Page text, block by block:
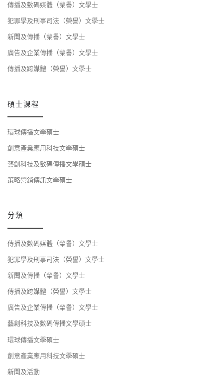
傳播及數碼媒體（榮譽）文學士
犯罪學及刑事司法（榮譽）文學士
新聞及傳播（榮譽）文學士
廣告及企業傳播（榮譽）文學士
傳播及跨媒體（榮譽）文學士
碩士課程
環球傳播文學碩士
創意產業應用科技文學碩士
藝創科技及數碼傳播文學碩士
策略營銷傳訊文學碩士
分類
傳播及數碼媒體（榮譽）文學士
犯罪學及刑事司法（榮譽）文學士
新聞及傳播（榮譽）文學士
傳播及跨媒體（榮譽）文學士
廣告及企業傳播（榮譽）文學士
藝創科技及數碼傳播文學碩士
環球傳播文學碩士
創意產業應用科技文學碩士
新聞及活動